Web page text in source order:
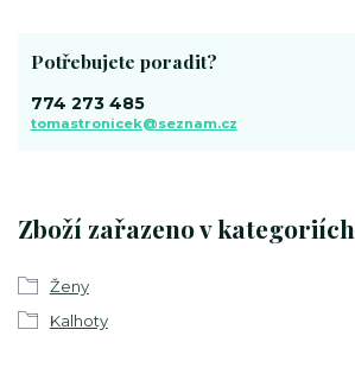
Zboží zařazeno v kategoriích
Ženy
Kalhoty
Potřebujete poradit?
774 273 485
tomastronicek@seznam.cz